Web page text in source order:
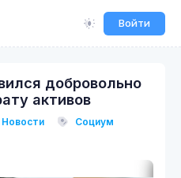
Войти
добровольно
активов
Новости
Социум